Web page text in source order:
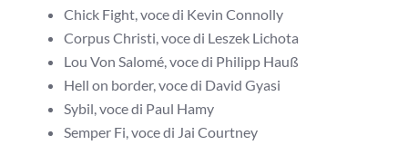
Chick Fight, voce di Kevin Connolly
Corpus Christi, voce di Leszek Lichota
Lou Von Salomé, voce di Philipp Hauß
Hell on border, voce di David Gyasi
Sybil, voce di Paul Hamy
Semper Fi, voce di Jai Courtney